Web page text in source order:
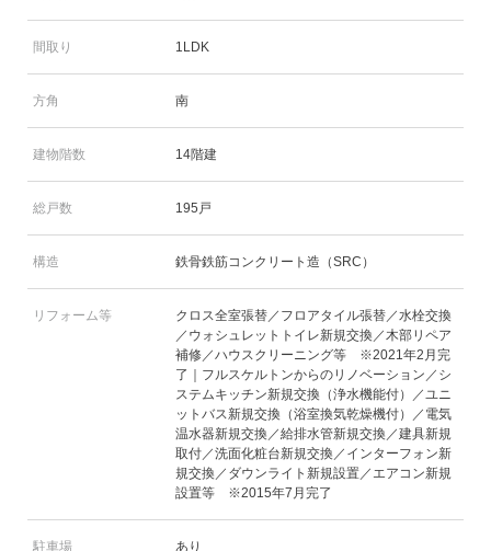
間取り 1LDK
方角 南
建物階数 14階建
総戸数 195戸
構造 鉄骨鉄筋コンクリート造（SRC）
リフォーム等
クロス全室張替／フロアタイル張替／水栓交換
／ウォシュレットトイレ新規交換／木部リペア
補修／ハウスクリーニング等 ※2021年2月完
了｜フルスケルトンからのリノベーション／シ
ステムキッチン新規交換（浄水機能付）／ユニ
ットバス新規交換（浴室換気乾燥機付）／電気
温水器新規交換／給排水管新規交換／建具新規
取付／洗面化粧台新規交換／インターフォン新
規交換／ダウンライト新規設置／エアコン新規
設置等 ※2015年7月完了
駐車場 あり